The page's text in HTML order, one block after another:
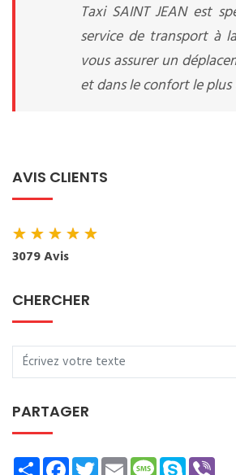
Taxi SAINT JEAN est
service de transport à
vous assurer un
et dans le confort le
AVIS CLIENTS
★★★★★
3079 Avis
CHERCHER
PARTAGER
ShareFacebookTwitterEmailMessage
Skype